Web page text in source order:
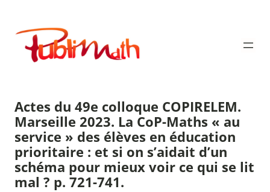
contenu
Publimath
Actes du 49e colloque COPIRELEM.
Marseille 2023. La CoP-Maths « au
service » des élèves en éducation
prioritaire : et si on s’aidait d’un
schéma pour mieux voir ce qui se lit
mal ? p. 721-741.